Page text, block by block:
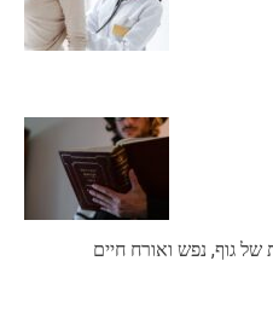
גוף, נפש ואורח חיים